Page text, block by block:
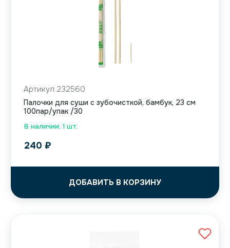
В наличии: 1 шт.
Артикул 232560
Палочки для суши с зубочисткой, бамбук, 23 см
100пар/упак /30
240 ₽
ДОБАВИТЬ В КОРЗИНУ